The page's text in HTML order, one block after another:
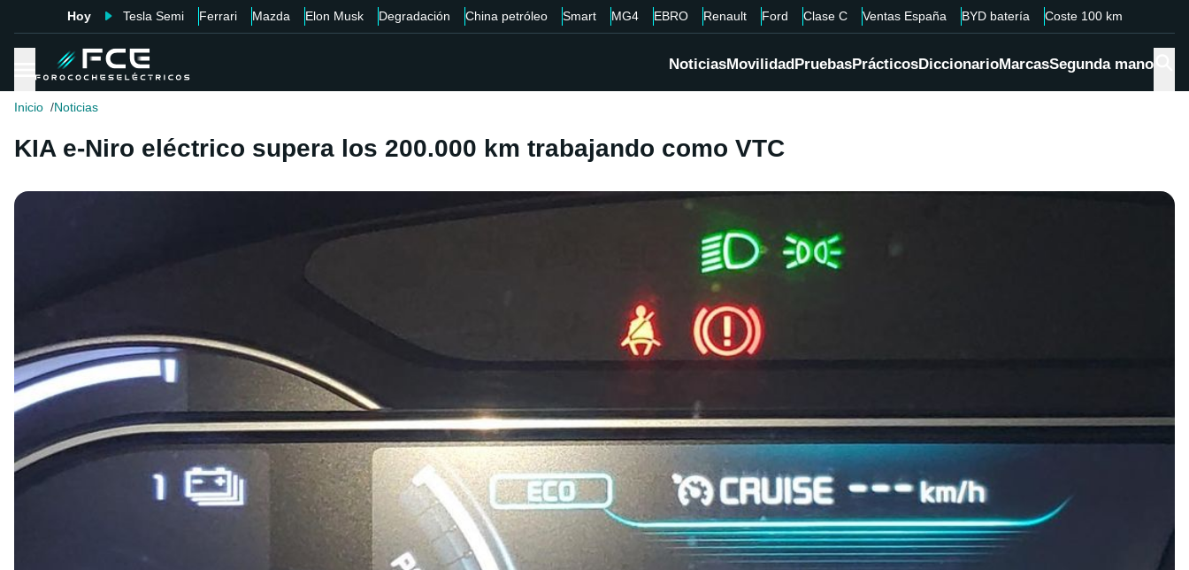
Hoy Tesla Semi Ferrari Mazda Elon Musk Degradación China petróleo Smart MG4 EBRO Renault Ford Clase C Ventas España BYD batería Coste 100 km
NoticiasMovilidadPruebasPrácticosDiccionarioMarcasSegunda mano
Inicio Noticias
KIA e-Niro eléctrico supera los 200.000 km trabajando como VTC